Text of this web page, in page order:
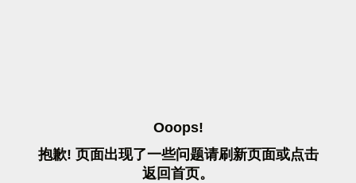
OOOPS!
抱歉! 页面出现了一些问题请刷 新页面或点击
返 回首页。